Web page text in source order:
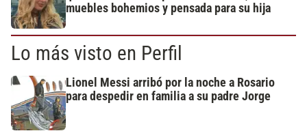
muebles bohemios y pensada para su hija
Lo más visto en Perfil
Lionel Messi arribó por la noche a Rosario
para despedir en familia a su padre Jorge